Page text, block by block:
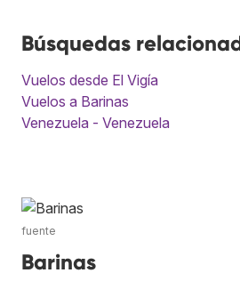
Búsquedas
Vuelos desde El Vigía
Vuelos a Barinas
Venezuela - Venezuela
fuente
Barinas